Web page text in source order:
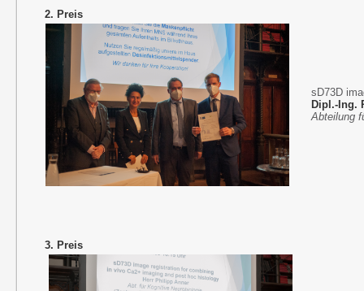
2. Preis
sD73D
Dipl.-Ing.
Abteilung
3. Preis